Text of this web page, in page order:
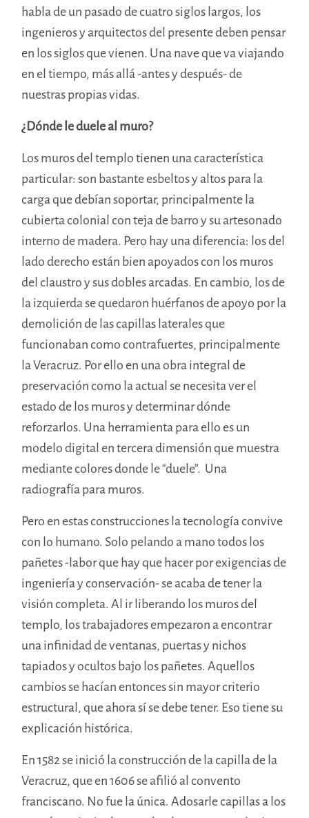
habla de un pasado de cuatro siglos largos, los
ingenieros y arquitectos del presente deben pensar
en los siglos que vienen. Una nave que va viajando
en el tiempo, más allá -antes y después- de
nuestras propias vidas.
¿Dónde le duele al muro?
Los muros del templo tienen una característica
particular: son bastante esbeltos y altos para la
carga que debían soportar, principalmente la
cubierta colonial con teja de barro y su artesonado
interno de madera. Pero hay una diferencia: los del
lado derecho están bien apoyados con los muros
del claustro y sus dobles arcadas. En cambio, los de
la izquierda se quedaron huérfanos de apoyo por la
demolición de las capillas laterales que
funcionaban como contrafuertes, principalmente
la Veracruz. Por ello en una obra integral de
preservación como la actual se necesita ver el
estado de los muros y determinar dónde
reforzarlos. Una herramienta para ello es un
modelo digital en tercera dimensión que muestra
mediante colores donde le “duele”. Una
radiografía para muros.
Pero en estas construcciones la tecnología convive
con lo humano. Solo pelando a mano todos los
pañetes -labor que hay que hacer por exigencias de
ingeniería y conservación- se acaba de tener la
visión completa. Al ir liberando los muros del
templo, los trabajadores empezaron a encontrar
una infinidad de ventanas, puertas y nichos
tapiados y ocultos bajo los pañetes. Aquellos
cambios se hacían entonces sin mayor criterio
estructural, que ahora sí se debe tener. Eso tiene su
explicación histórica.
En 1582 se inició la construcción de la capilla de la
Veracruz, que en 1606 se afilió al convento
franciscano. No fue la única. Adosarle capillas a los